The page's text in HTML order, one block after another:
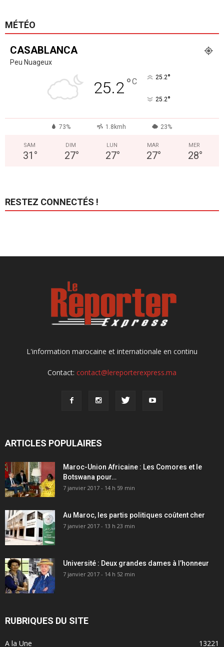
MÉTÉO
CASABLANCA
Peu Nuageux
25.2°C 25.2°
25.2°
73% 1.8kmh 23%
SAM
31 °
DIM
27°
LUN
27°
MAR
27°
MER
28°
RESTEZ CONNECTÉS !
L'information marocaine et internationale en continu
Contact: contact@lereporterexpress.ma
ARTICLES POPULAIRES
Maroc-Union Africaine : Les Comores et le
Botswana pour…
7 janvier 2017 - 14 h 59 min
Au Maroc, les partis politiques coûtent cher
7 janvier 2017 - 13 h 23 min
Université : Deux grandes dames à l’honneur
7 janvier 2017 - 14 h 52 min
RUBRIQUES DU SITE
A la Une 13221